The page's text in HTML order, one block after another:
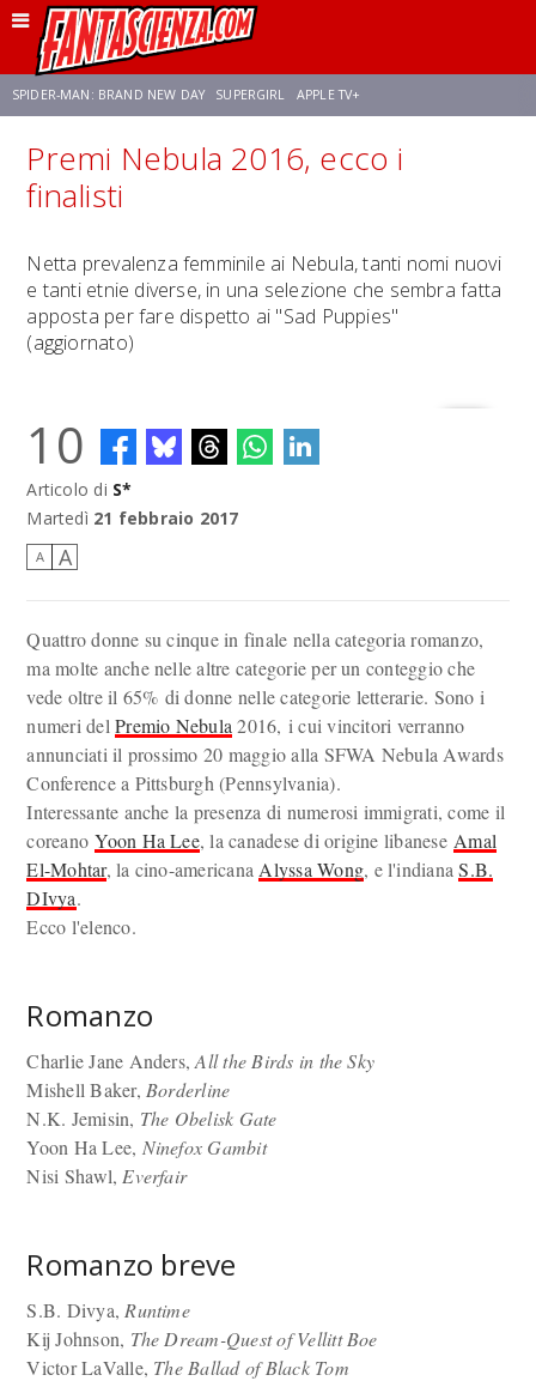
SPIDER-MAN: BRAND NEW DAY SUPERGIRL APPLE TV+
FRANCO RICCIARDIELLO ZENDAYA STAR TREK AVENGERS: DOOMSDAY
Premi Nebula 2016, ecco i
finalisti
Netta prevalenza femminile ai Nebula, tanti nomi nuovi
e tanti etnie diverse, in una selezione che sembra fatta
apposta per fare dispetto ai "Sad Puppies"
(aggiornato)
10
Articolo di S*
Martedì 21 febbraio 2017
A A
Quattro donne su cinque in finale nella categoria romanzo,
ma molte anche nelle altre categorie per un conteggio che
vede oltre il 65% di donne nelle categorie letterarie. Sono i
numeri delPremio Nebula 2016, i cui vincitori verranno
annunciati il prossimo 20 maggio alla SFWA Nebula Awards
Conference a Pittsburgh (Pennsylvania).
Interessante anche la presenza di numerosi immigrati, come il
coreanoYoon Ha Lee, la canadese di origine libanese Amal
El-Mohtar, la cino-americana Alyssa Wong, e l'indianaS.B.
DIvya.
Ecco l'elenco.
Romanzo
Charlie Jane Anders,All the Birds in the Sky
Mishell Baker, Borderline
N.K. Jemisin, The Obelisk Gate
Yoon Ha Lee, Ninefox Gambit
Nisi Shawl, Everfair
Romanzo breve
S.B. Divya, Runtime
Kij Johnson, The Dream-Quest of Vellitt Boe
Victor LaValle, The Ballad of Black Tom